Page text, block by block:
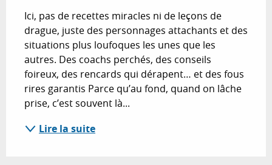
Ici, pas de recettes miracles ni de leçons de
drague, juste des personnages attachants et des
situations plus loufoques les unes que les
autres. Des coachs perchés, des conseils
foireux, des rencards qui dérapent… et des fous
rires garantis Parce qu’au fond, quand on lâche
prise, c’est souvent là...
Lire la suite